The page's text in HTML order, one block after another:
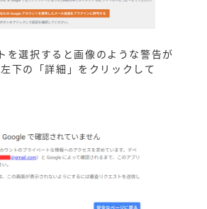
を選択すると画像のような警告が
下の「詳細」をクリックして